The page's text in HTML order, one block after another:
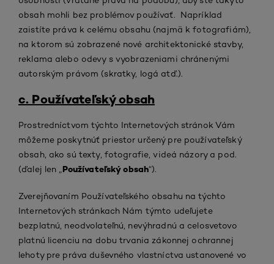
obsah mohli bez problémov používať. Napríklad
zaistíte práva k celému obsahu (najmä k fotografiám),
na ktorom sú zobrazené nové architektonické stavby,
reklama alebo odevy s vyobrazeniami chránenými
autorským právom (skratky, logá atď.).
c. Používateľský obsah
Prostredníctvom týchto Internetových stránok Vám
môžeme poskytnúť priestor určený pre používateľský
obsah, ako sú texty, fotografie, videá názory a pod.
(ďalej len „ Používateľský obsah“).
Zverejňovaním Používateľského obsahu na týchto
Internetových stránkach Nám týmto udeľujete
bezplatnú, neodvolateľnú, nevýhradnú a celosvetovo
platnú licenciu na dobu trvania zákonnej ochrannej
lehoty pre práva duševného vlastníctva ustanovené vo